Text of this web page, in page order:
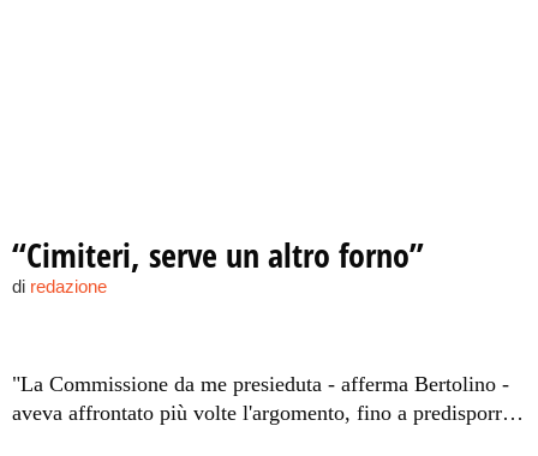
“Cimiteri, serve un altro forno”
di redazione
"La Commissione da me presieduta - afferma Bertolino -
aveva affrontato più volte l'argomento, fino a predisporre